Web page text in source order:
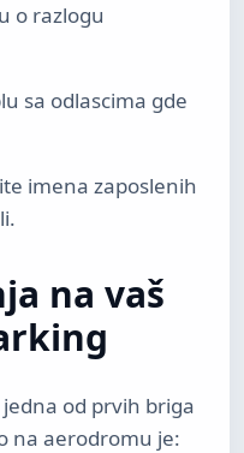
o razlogu
sa odlascima gde
imena zaposlenih
na vaš
od prvih briga
na aerodromu je: